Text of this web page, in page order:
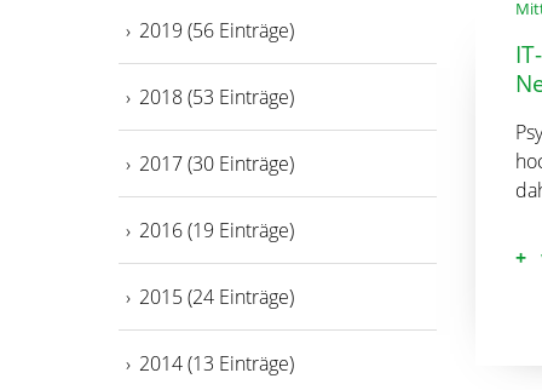
2019 (56 Einträge)
2018 (53 Einträge)
2017 (30 Einträge)
2016 (19 Einträge)
2015 (24 Einträge)
2014 (13 Einträge)